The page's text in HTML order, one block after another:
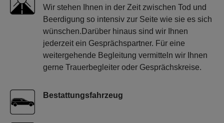
Wir stehen Ihnen in der Zeit zwischen Tod und
Beerdigung so intensiv zur Seite wie sie es sich
wünschen.Darüber hinaus sind wir Ihnen
jederzeit ein Gesprächspartner. Für eine
weitergehende Begleitung vermitteln wir Ihnen
gerne Trauerbegleiter oder Gesprächskreise.
Bestattungsfahrzeug